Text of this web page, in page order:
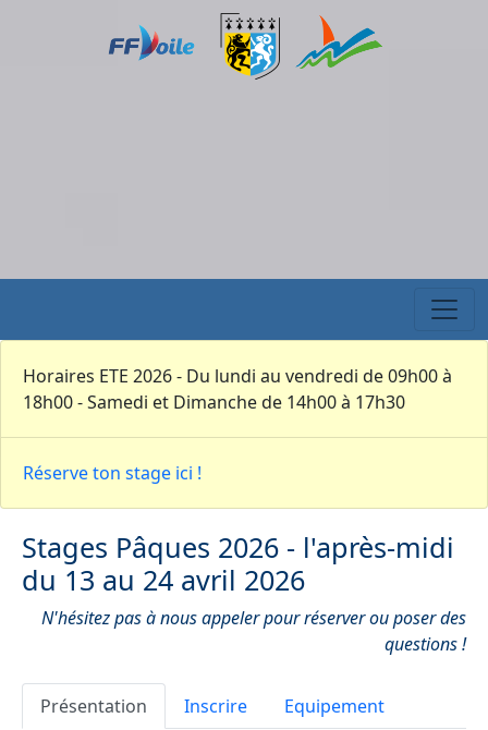
Horaires ETE 2026 - Du lundi au vendredi de 09h00 à
18h00 - Samedi et Dimanche de 14h00 à 17h30
Réserve ton stage ici !
Stages Pâques 2026 - l'après-midi
du 13 au 24 avril 2026
N'hésitez pas à nous appeler pour réserver ou poser des
questions !
Présentation Inscrire Equipement